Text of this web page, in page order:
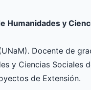
Humanidades y
Docente de
y Ciencias Sociales
de Extensión.